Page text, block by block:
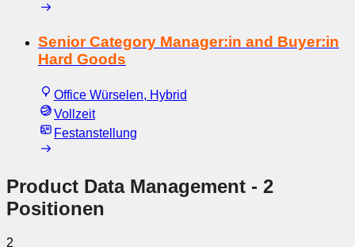
Senior Category Manager:in and Buyer:in
Hard Goods
Office Würselen, Hybrid
Vollzeit
Festanstellung
Product Data Management - 2
Positionen
2